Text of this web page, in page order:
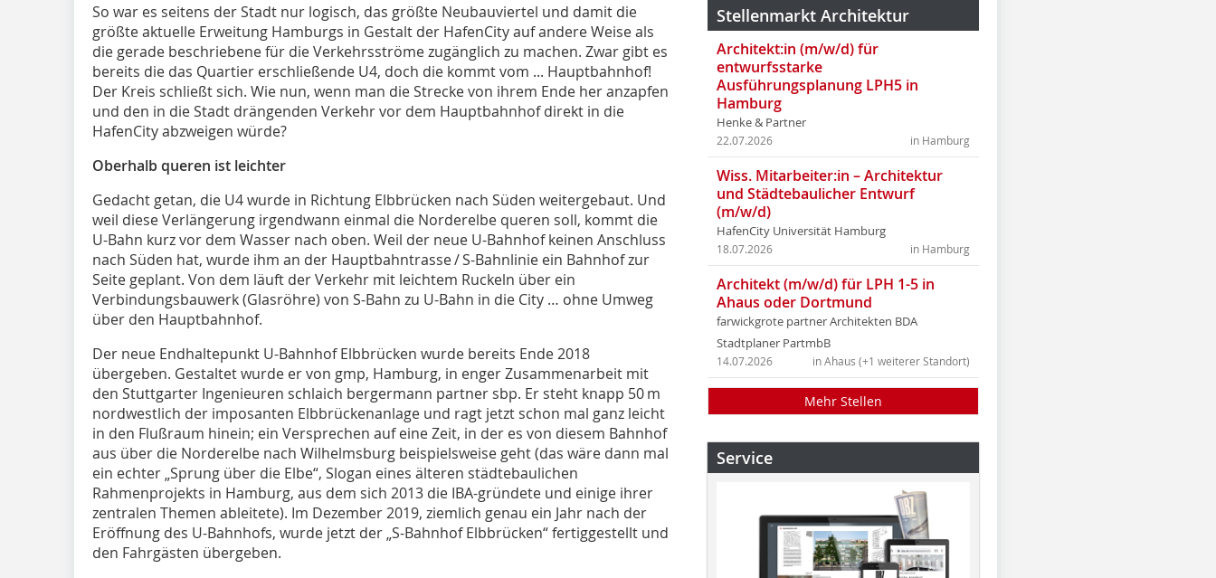
So war es seitens der Stadt nur logisch, das größte Neubauviertel und damit die
größte aktuelle Erweitung Hamburgs in Gestalt der HafenCity auf andere Weise als
die gerade beschriebene für die Verkehrsströme zugänglich zu machen. Zwar gibt es
bereits die das Quartier erschließende U4, doch die kommt vom ... Hauptbahnhof!
Der Kreis schließt sich. Wie nun, wenn man die Strecke von ihrem Ende her anzapfen
und den in die Stadt drängenden Verkehr vor dem Hauptbahnhof direkt in die
HafenCity abzweigen würde?
Oberhalb queren ist leichter
Gedacht getan, die U4 wurde in Richtung Elbbrücken nach Süden weitergebaut. Und
weil diese Verlängerung irgendwann einmal die Norderelbe queren soll, kommt die
U-Bahn kurz vor dem Wasser nach oben. Weil der neue U-Bahnhof keinen Anschluss
nach Süden hat, wurde ihm an der Hauptbahntrasse / S-Bahnlinie ein Bahnhof zur
Seite geplant. Von dem läuft der Verkehr mit leichtem Ruckeln über ein
Verbindungsbauwerk (Glasröhre) von S-Bahn zu U-Bahn in die City … ohne Umweg
über den Hauptbahnhof.
Der neue Endhaltepunkt U-Bahnhof Elbbrücken wurde bereits Ende 2018
übergeben. Gestaltet wurde er von gmp, Hamburg, in enger Zusammenarbeit mit
den Stuttgarter Ingenieuren schlaich bergermann partner sbp. Er steht knapp 50 m
nordwestlich der imposanten Elbbrückenanlage und ragt jetzt schon mal ganz leicht
in den Flußraum hinein; ein Versprechen auf eine Zeit, in der es von diesem Bahnhof
aus über die Norderelbe nach Wilhelmsburg beispielsweise geht (das wäre dann mal
ein echter „Sprung über die Elbe“, Slogan eines älteren städtebaulichen
Rahmenprojekts in Hamburg, aus dem sich 2013 die IBA-gründete und einige ihrer
zentralen Themen ableitete). Im Dezember 2019, ziemlich genau ein Jahr nach der
Eröffnung des U-Bahnhofs, wurde jetzt der „S-Bahnhof Elbbrücken“ fertiggestellt und
den Fahrgästen übergeben.
Stellenmarkt Architektur
Architekt:in (m/w/d) für
entwurfsstarke
Ausführungsplanung LPH5 in
Hamburg
Henke & Partner
in Hamburg
22.07.2026
Wiss. Mitarbeiter:in – Architektur
und Städtebaulicher Entwurf
(m/w/d)
HafenCity Universität Hamburg
in Hamburg
18.07.2026
Architekt (m/w/d) für LPH 1-5 in
Ahaus oder Dortmund
farwickgrote partner Architekten BDA
Stadtplaner PartmbB
in Ahaus (+1 weiterer Standort)
14.07.2026
Mehr Stellen
Service